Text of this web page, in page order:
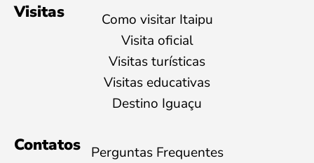
Visitas
Como visitar Itaipu
Visita oficial
Visitas turísticas
Visitas educativas
Destino Iguaçu
Contatos
Perguntas Frequentes